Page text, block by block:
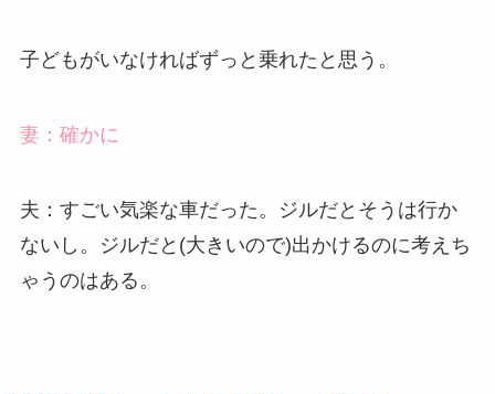
子どもがいなければずっと乗れたと思う。
妻：確かに
夫：すごい気楽な車だった。ジルだとそうは行か
ないし。ジルだと(大きいので)出かけるのに考えち
ゃうのはある。